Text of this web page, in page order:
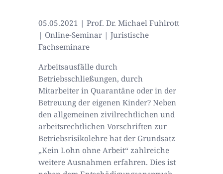
05.05.2021 | Prof. Dr. Michael Fuhlrott
| Online-Seminar | Juristische
Fachseminare
Arbeitsausfälle durch
Betriebsschließungen, durch
Mitarbeiter in Quarantäne oder in der
Betreuung der eigenen Kinder? Neben
den allgemeinen zivilrechtlichen und
arbeitsrechtlichen Vorschriften zur
Betriebsrisikolehre hat der Grundsatz
„Kein Lohn ohne Arbeit“ zahlreiche
weitere Ausnahmen erfahren. Dies ist